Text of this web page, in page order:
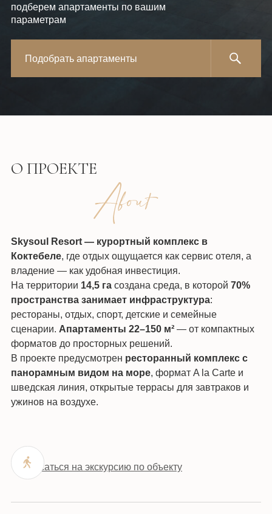
Подобрать апартаменты
подберем апартаменты по вашим
параметрам
О ПРОЕКТЕ
Skysoul Resort — курортный комплекс в
Коктебеле, где отдых ощущается как сервис отеля, а
владение — как удобная инвестиция.
На территории 14,5 гасоздана среда, в которой 70%
пространства занимает инфраструктура:
рестораны, отдых, спорт, детские и семейные
сценарии. Апартаменты 22–150 м²— от компактных
форматов до просторных решений.
В проекте предусмотрен ресторанный комплекс с
панорамным видом на море, формат A la Carte и
шведская линия, открытые террасы для завтраков и
ужинов на воздухе.
Записаться на экскурсию по объекту